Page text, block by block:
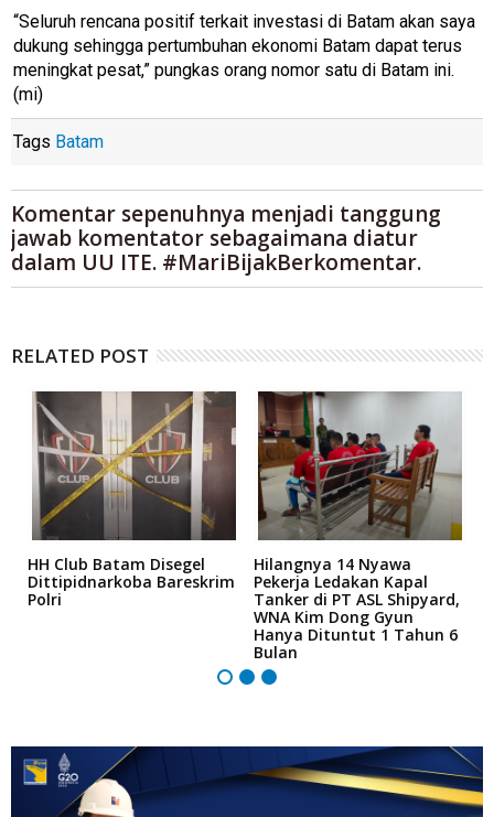
“Seluruh rencana positif terkait investasi di Batam akan saya
dukung sehingga pertumbuhan ekonomi Batam dapat terus
meningkat pesat,” pungkas orang nomor satu di Batam ini.
(mi)
Tags Batam
Komentar sepenuhnya menjadi tanggung
jawab komentator sebagaimana diatur
dalam UU ITE. #MariBijakBerkomentar.
RELATED POST
HH Club Batam Disegel
Dittipidnarkoba Bareskrim
Polri
Hilangnya 14 Nyawa
Pekerja Ledakan Kapal
Tanker di PT ASL Shipyard,
WNA Kim Dong Gyun
Hanya Dituntut 1 Tahun 6
Bulan